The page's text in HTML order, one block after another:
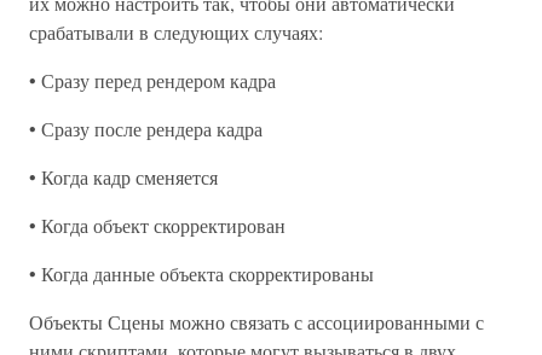
срабатывали в следующих случаях:
• Сразу перед рендером кадра
• Сразу после рендера кадра
• Когда кадр сменяется
• Когда объект скорректирован
• Когда данные объекта скорректированы
Объекты Сцены можно связать с ассоциированными с